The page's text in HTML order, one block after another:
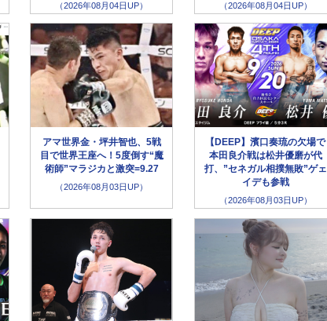
（2026年08月04日UP） （2026年08月04日UP）
アマ世界金・坪井智也、5戦
目で世界王座へ！5度倒す“魔
術師”マラジカと激突=9.27
（2026年08月03日UP）
【DEEP】濱口奏琉の欠場で
本田良介戦は松井優磨が代
打、”セネガル相撲無敗”ゲェ
イデも参戦
（2026年08月03日UP）